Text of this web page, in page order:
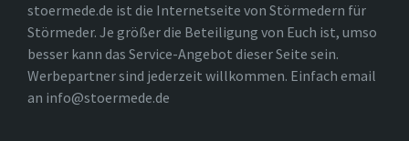
stoermede.de ist die Internetseite von Störmedern für
Störmeder. Je größer die Beteiligung von Euch ist, umso
besser kann das Service-Angebot dieser Seite sein.
Werbepartner sind jederzeit willkommen. Einfach email
an info@stoermede.de